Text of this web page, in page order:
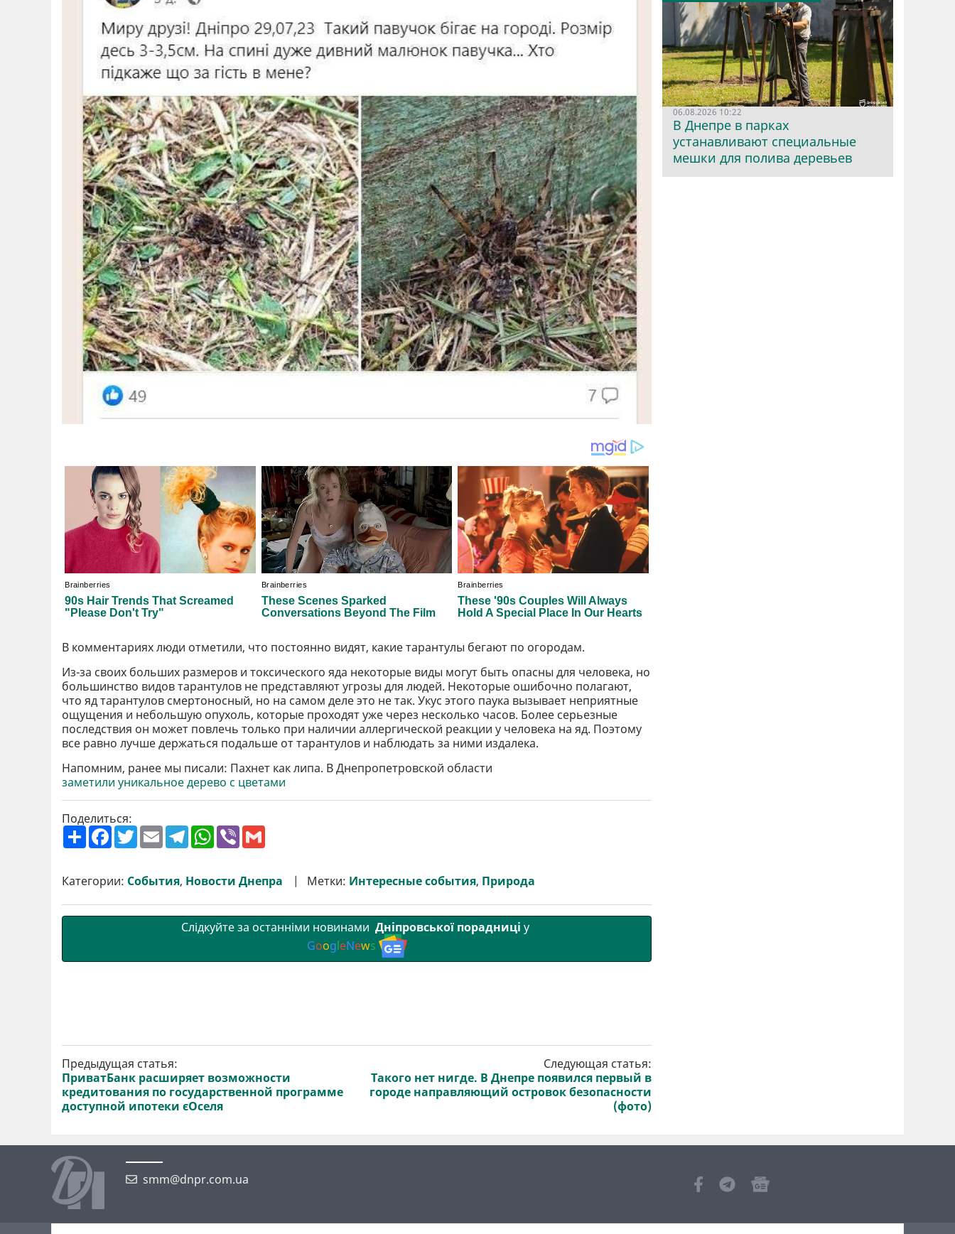
В комментариях люди отметили, что постоянно видят, какие тарантулы бегают по огородам.
Из-за своих больших размеров и токсического яда некоторые виды могут быть опасны для человека, но
большинство видов тарантулов не представляют угрозы для людей. Некоторые ошибочно полагают,
что яд тарантулов смертоносный, но на самом деле это не так. Укус этого паука вызывает неприятные
ощущения и небольшую опухоль, которые проходят уже через несколько часов. Более серьезные
последствия он может повлечь только при наличии аллергической реакции у человека на яд. Поэтому
все равно лучше держаться подальше от тарантулов и наблюдать за ними издалека.
Напомним, ранее мы писали: Пахнет как липа. В Днепропетровской области
заметили уникальное дерево с цветами
Поделиться:
П
о
р
и
F
a
b
o
T
w
t
e
E
m
l
T
e
g
r
W
h
s
A
V
r l
Категории: События, Новости Днепра Метки: Интересные события, Природа
Слідкуйте за останніми новинами Дніпровської порадниці у
GoogleNews
Предыдущая статья:
ПриватБанк расширяет возможности
кредитования по государственной программе
доступной ипотеки єОселя
Следующая статья:
Такого нет нигде. В Днепре появился первый в
городе направляющий островок безопасности
(фото)
06.08.2026 10:22
В Днепре в парках
устанавливают специальные
мешки для полива деревьев
smm@dnpr.com.ua